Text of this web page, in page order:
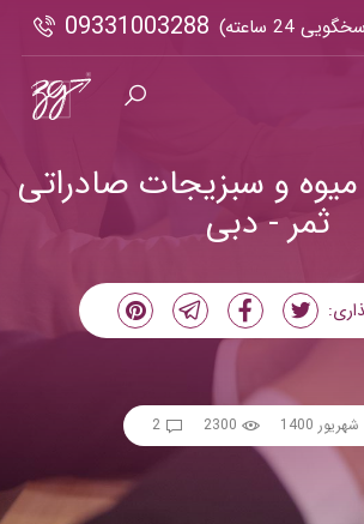
24 ساعته) 09331003288
و سبزیجات صادراتی
ثمر - دبی
2300
2